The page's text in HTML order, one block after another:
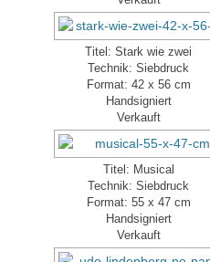
Titel: Stark wie zwei
Technik: Siebdruck
Format: 42 x 56 cm
Handsigniert
Verkauft
Titel: Musical
Technik: Siebdruck
Format: 55 x 47 cm
Handsigniert
Verkauft